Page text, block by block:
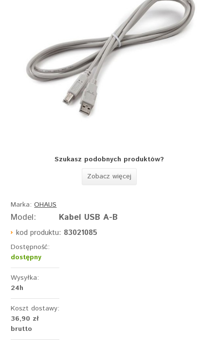
Szukasz podobnych produktów?
Zobacz więcej
Marka:OHAUS
Model: Kabel USB A-B
kod produktu: 83021085
Dostępność:
dostępny
Wysyłka:
24h
Koszt dostawy:
36,90 zł
brutto